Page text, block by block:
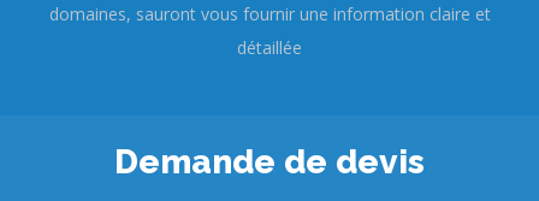
domaines, sauront vous fournir une information claire et
détaillée
Demande de devis